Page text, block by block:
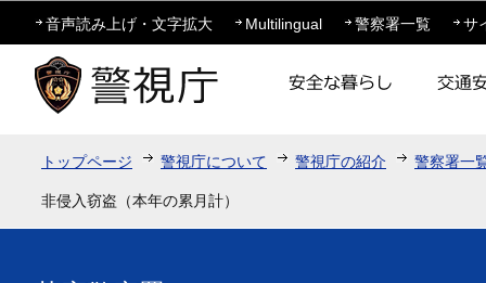
この
音声読み上げ・文字拡大 Multilingual 警察署一覧 サ
トップページ 警視庁について 警視庁の紹介 警察署一
非侵入窃盗（本年の累月計）